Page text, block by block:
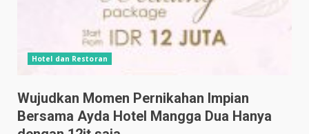
Hotel dan Restoran
Wujudkan Momen Pernikahan Impian
Bersama Ayda Hotel Mangga Dua Hanya